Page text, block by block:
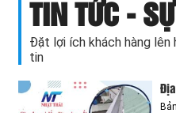
TIN TỨC -
Đặt lợi ích khách hàng lên
tin